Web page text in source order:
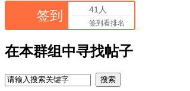
签到 41人
签到看排名
在本群组中寻找帖子
搜索